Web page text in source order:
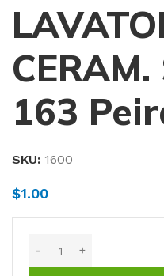
163
SKU: 1600
$1.00